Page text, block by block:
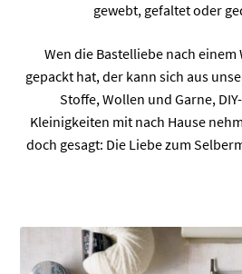
gewebt, gefaltet oder
Wen die Bastelliebe nach
gepackt hat, der kann sich aus
Stoffe, Wollen und Garne,
Kleinigkeiten mit nach Hause
doch gesagt: Die Liebe zum